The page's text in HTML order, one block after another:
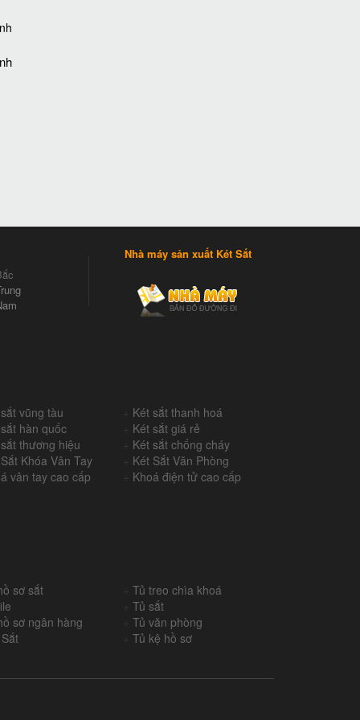
Nhà máy sản xuất Két Sắt
vũng tàu
Két sắt thanh hoá
hàn quốc
Két sắt giá rẻ
thương hiệu
Két sắt chống cháy
Khóa Vân Tay
Két Sắt Văn Phòng
vân tay cao cấp
Khoá điện tử cao cấp
sơ sắt
Tủ treo chìa khoá
Tủ sắt
sơ ngân hàng
Tủ văn phòng
Tủ kệ hồ sơ